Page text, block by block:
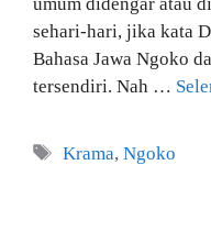
sehari-hari, jika kata
Bahasa Jawa Ngoko
tersendiri. Nah …
Tag
Krama,Ngoko